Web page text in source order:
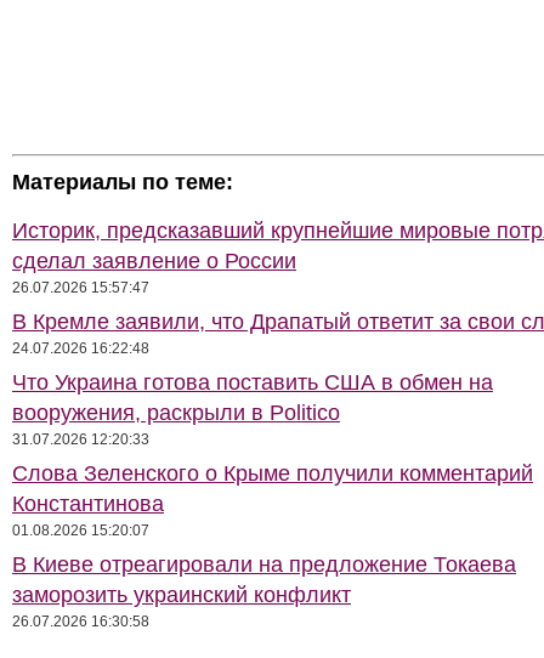
Материалы по теме:
Историк, предсказавший крупнейшие мировые
сделал заявление о России
26.07.2026 15:57:47
В Кремле заявили, что Драпатый ответит за свои
24.07.2026 16:22:48
Что Украина готова поставить США в обмен на
вооружения, раскрыли в Politico
31.07.2026 12:20:33
Слова Зеленского о Крыме получили комментарий
Константинова
01.08.2026 15:20:07
В Киеве отреагировали на предложение Токаева
заморозить украинский конфликт
26.07.2026 16:30:58